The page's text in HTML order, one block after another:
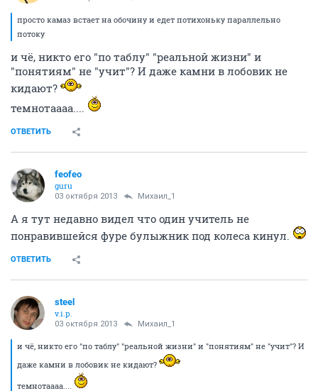
просто камаз встает на обочину и едет потихоньку параллельно
потоку
и чё, никто его "по таблу" "реальной жизни" и
"понятиям" не "учит"? И даже камни в лобовик не
кидают?
темнотаааа....
ОТВЕТИТЬ
feofeo
guru
03 октября 2013 Михаил_1
А я тут недавно видел что один учитель не
понравившейся фуре булыжник под колеса кинул.
ОТВЕТИТЬ
steel
v.i.p.
03 октября 2013 Михаил_1
и чё, никто его "по таблу" "реальной жизни" и "понятиям" не "учит"? И
даже камни в лобовик не кидают?
темнотаааа....